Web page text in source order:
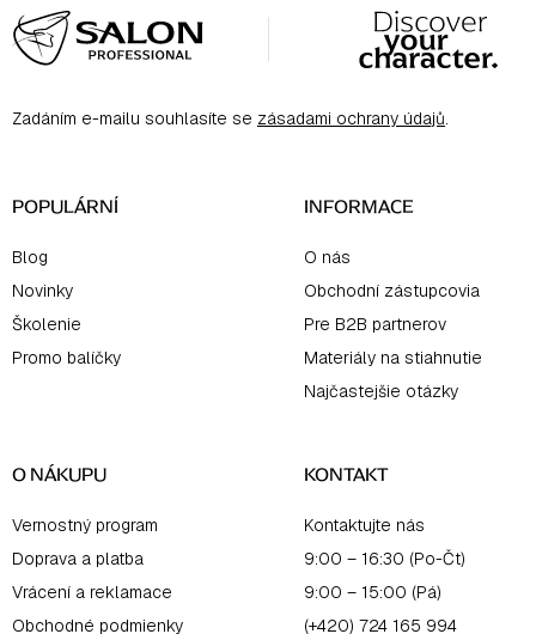
á
p
e
Zadáním e-mailu souhlasíte se zásadami ochrany údajů
POPULÁRNÍ
Blog
Novinky
Školenie
Promo balíčky
INFORMACE
O nás
Obchodní zástupcovia
Pre B2B partnerov
Materiály na stiahnutie
Najčastejšie otázky
O NÁKUPU
Vernostný program
Doprava a platba
Vrácení a reklamace
Obchodné podmienky
KONTAKT
Kontaktujte nás
9:00 – 16:30 (Po-Čt)
9:00 – 15:00 (Pá)
(+420) 724 165 994